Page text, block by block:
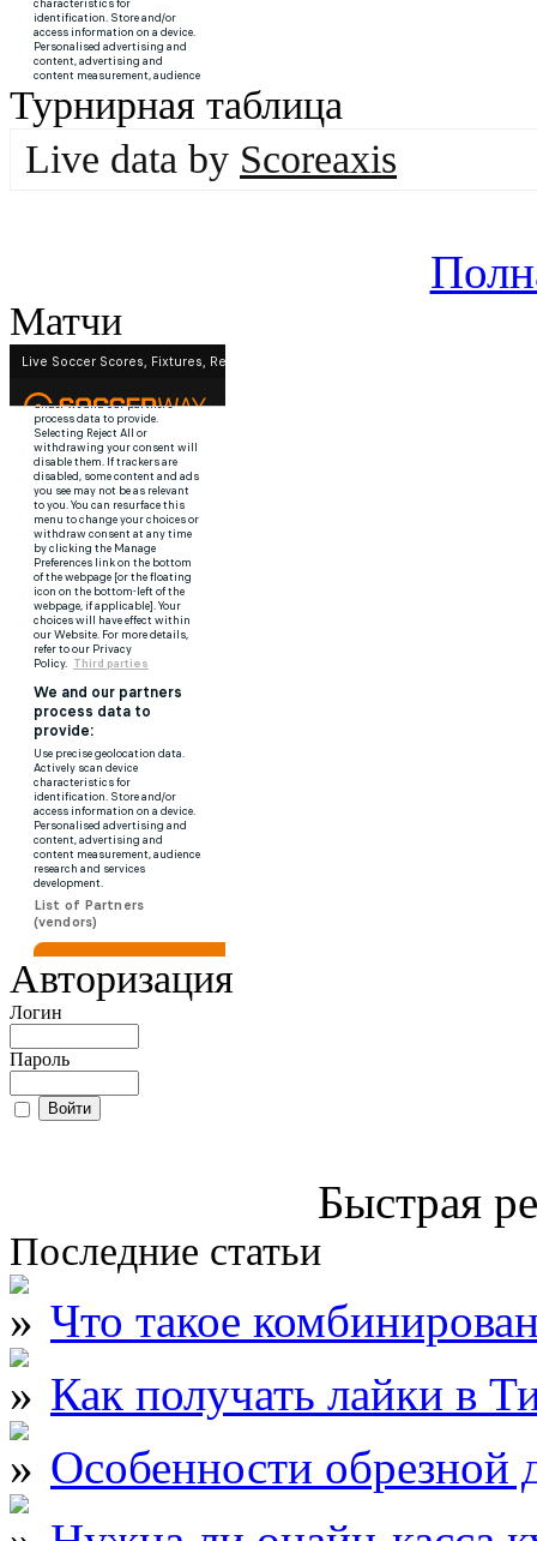
Турнирная таблица
Live data by Scoreaxis
Матчи
Авторизация
Логин
Пароль
Быстрая
Последние статьи
Что такое
Как получать лайки в
Особенности обрезной